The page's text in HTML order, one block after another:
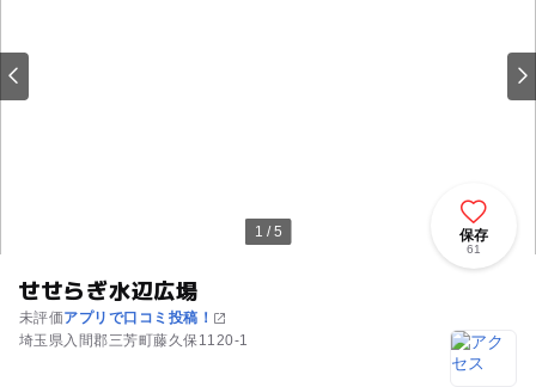
1 / 5
せせらぎ水辺広場
未評価アプリで口コミ投稿！
埼玉県入間郡三芳町藤久保1120-1
保存
61